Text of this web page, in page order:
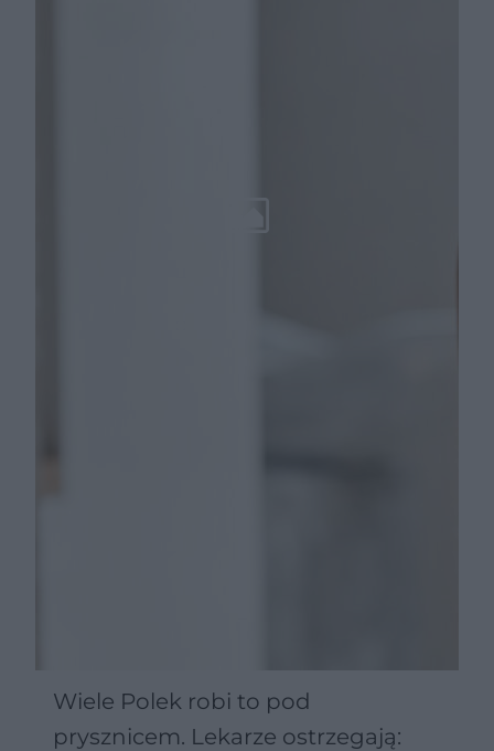
Wiele Polek robi to pod
prysznicem. Lekarze ostrzegają: